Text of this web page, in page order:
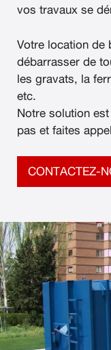
vos travaux se
Votre location de
débarrasser de
les gravats, la
etc.
Notre solution
pas et faites
CONTACTEZ-